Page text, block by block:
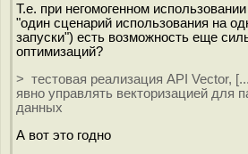
Т.е. при негомогенном
"один сценарий использования на
запуски") есть возможность еще
оптимизаций?
> тестовая реализация API Vector,
явно управлять векторизацией для
данных
А вот это годно